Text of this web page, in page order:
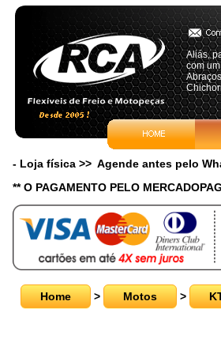
Aliás,
com
- Loja física >> Agende antes pelo
** O PAGAMENTO PELO
Home > Motos >